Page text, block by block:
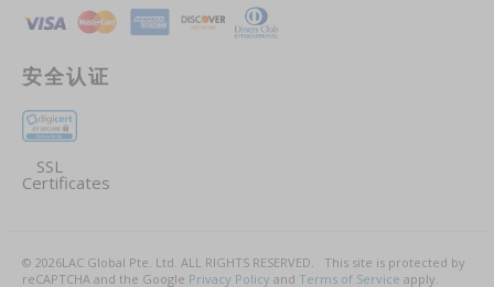
安全认证
SSL
Certificates
© 2026LAC Global Pte. Ltd. ALL RIGHTS RESERVED. This site is protected by
reCAPTCHA and the Google Privacy Policy and Terms of Service apply.